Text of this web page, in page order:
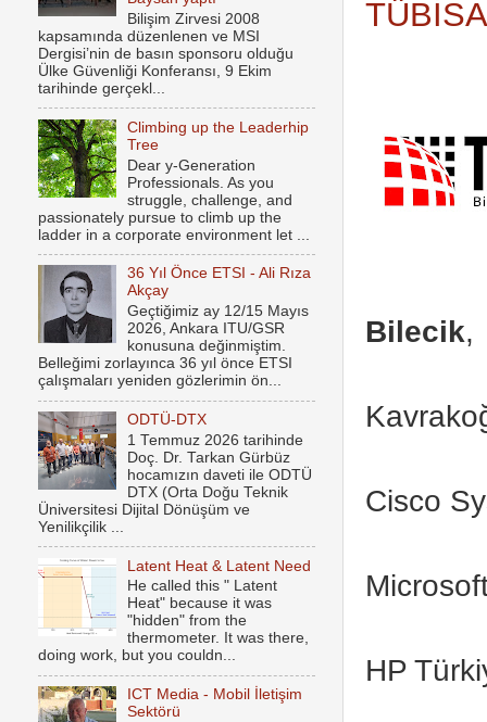
Bilecik,
Cisco
HP
Bilişim Zirvesi 2008
kapsamında düzenlenen ve MSI
Dergisi’nin de basın sponsoru olduğu
Ülke Güvenliği Konferansı, 9 Ekim
tarihinde gerçekl...
Climbing up the Leaderhip
Tree
Dear y-Generation
Professionals. As you
struggle, challenge, and
passionately pursue to climb up the
ladder in a corporate environment let ...
36 Yıl Önce ETSI - Ali Rıza
Akçay
Geçtiğimiz ay 12/15 Mayıs
2026, Ankara ITU/GSR
konusuna değinmiştim.
Belleğimi zorlayınca 36 yıl önce ETSI
çalışmaları yeniden gözlerimin ön...
ODTÜ-DTX
1 Temmuz 2026 tarihinde
Doç. Dr. Tarkan Gürbüz
hocamızın daveti ile ODTÜ
DTX (Orta Doğu Teknik
Üniversitesi Dijital Dönüşüm ve
Yenilikçilik ...
Latent Heat & Latent Need
He called this " Latent
Heat" because it was
"hidden" from the
thermometer. It was there,
doing work, but you couldn...
ICT Media - Mobil İletişim
Sektörü